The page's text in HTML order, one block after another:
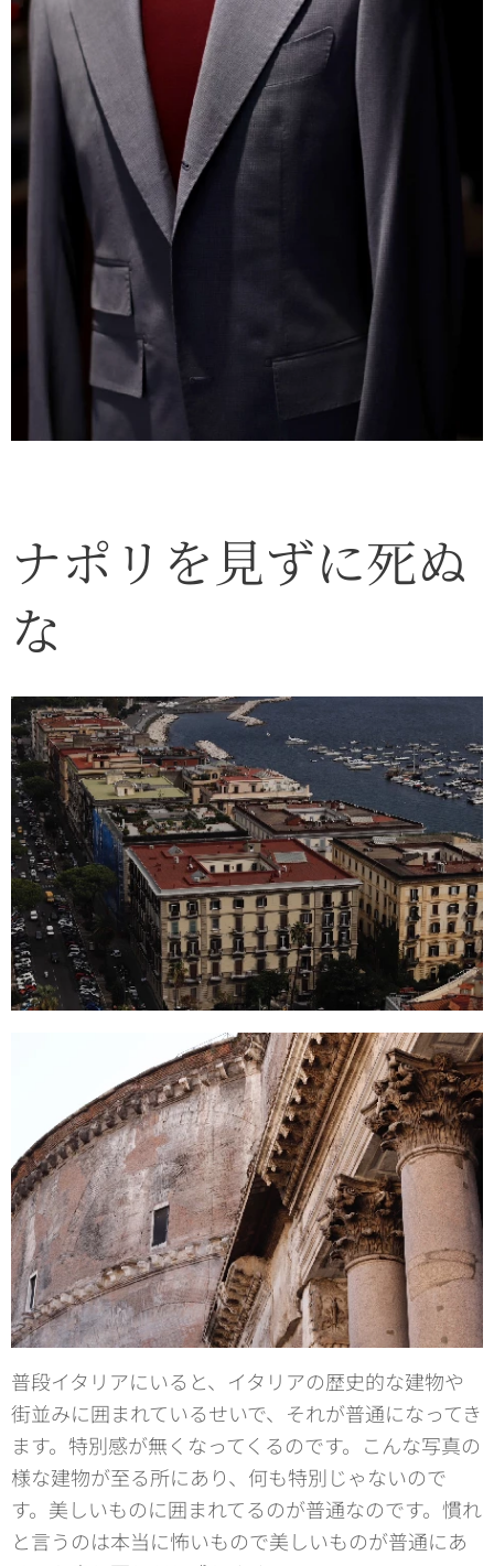
ナポリを見ずに死ぬ
な
普段イタリアにいると、イタリアの歴史的な建物や
街並みに囲まれているせいで、それが普通になってき
ます。特別感が無くなってくるのです。こんな写真の
様な建物が至る所にあり、何も特別じゃないので
す。美しいものに囲まれてるのが普通なのです。慣れ
と言うのは本当に怖いもので美しいものが普通にあ